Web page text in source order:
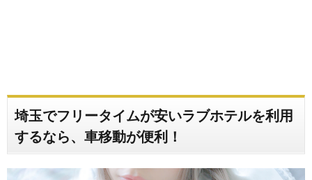
埼玉でフリータイムが安いラブホテルを利用
するなら、車移動が便利！